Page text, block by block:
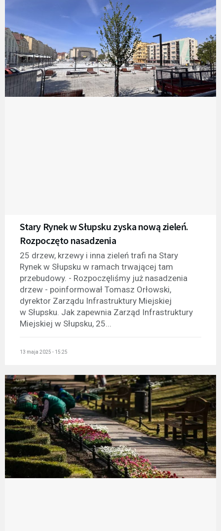
Stary Rynek w Słupsku zyska nową zieleń.
Rozpoczęto nasadzenia
25 drzew, krzewy i inna zieleń trafi na Stary
Rynek w Słupsku w ramach trwającej tam
przebudowy. - Rozpoczęliśmy już nasadzenia
drzew - poinformował Tomasz Orłowski,
dyrektor Zarządu Infrastruktury Miejskiej
w Słupsku. Jak zapewnia Zarząd Infrastruktury
Miejskiej w Słupsku, 25...
13 maja 2025 - 15:25